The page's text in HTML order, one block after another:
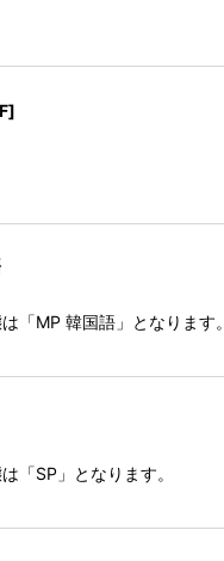
「MP 韓国語」となります。
「SP」となります。